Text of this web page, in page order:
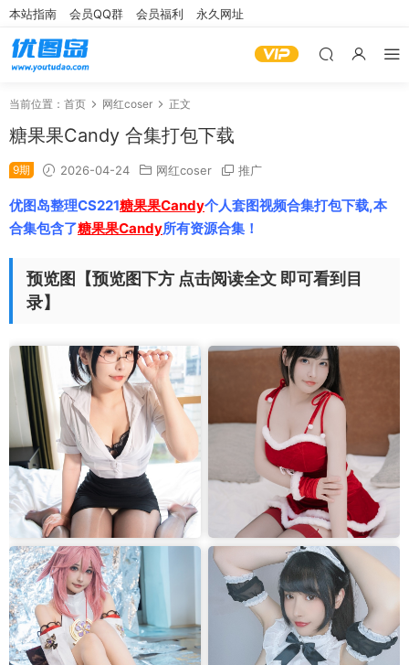
本站指南 会员QQ群 会员福利 永久网址
当前位置： 首页 网红coser 正文
糖果果Candy 合集打包下载
9期 2026-04-24 网红coser 推广
优图岛整理CS221糖果果Candy个人套图视频合集打包下载,本
合集包含了糖果果Candy所有资源合集！
预览图【预览图下方 点击阅读全文 即可看到目
录】